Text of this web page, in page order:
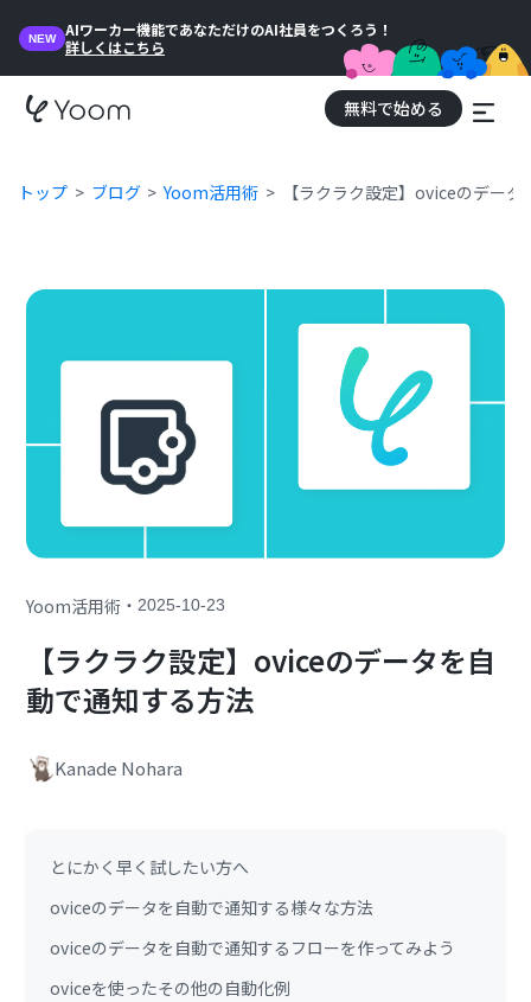
NEW
AIワーカー機能であなただけのAI社員をつくろう！
詳しくはこちら
無料で始める
トップ ブログ Yoom活用術 【ラクラク設定】oviceのデー
Yoom活用術 ・2025-10-23
【ラクラク設定】oviceのデータを自
動で通知する方法
Kanade Nohara
とにかく早く試したい方へ
oviceのデータを自動で通知する様々な方法
oviceのデータを自動で通知するフローを作ってみよう
oviceを使ったその他の自動化例